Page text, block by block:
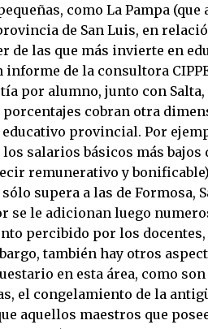
como La Pampa (que
de San Luis, en
de las que más invierte en
informe de la consultora
por alumno, junto con
cobran otra
provincial. Por
salarios básicos más
remunerativo y
sólo supera a las de
se le adicionan luego
percibido por los
también hay otros
en esta área, como
el congelamiento de la
aquellos maestros que